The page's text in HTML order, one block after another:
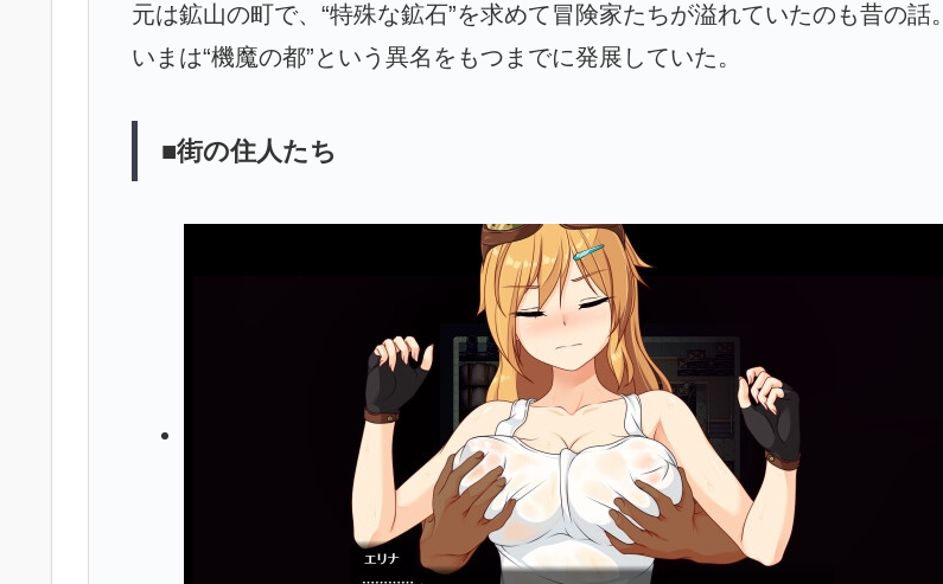
元は鉱山の町で、“特殊な鉱石”を求めて冒険家たちが溢れていたのも昔の話。
いまは“機魔の都”という異名をもつまでに発展していた。
■街の住人たち